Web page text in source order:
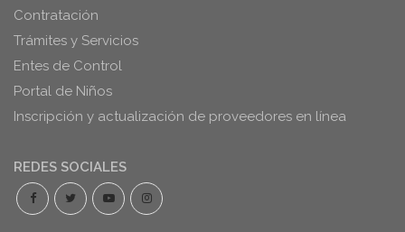
Contratación
Trámites y Servicios
Entes de Control
Portal de Niños
Inscripción y actualización de proveedores en línea
REDES SOCIALES